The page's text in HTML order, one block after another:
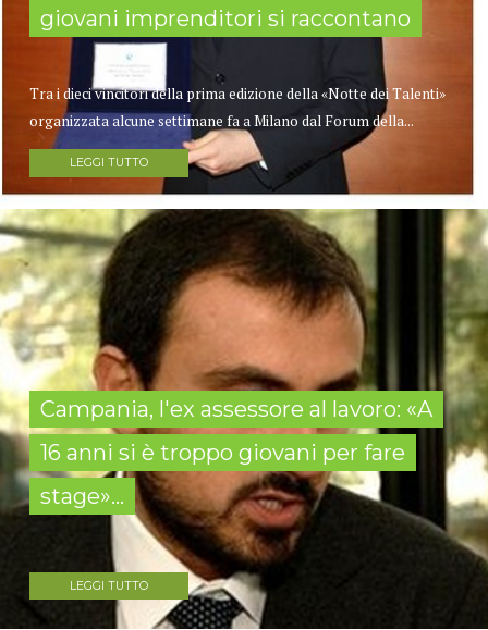
giovani imprenditori si raccontano
Tra i dieci vincitori della prima edizione della «Notte dei Talenti»
organizzata alcune settimane fa a Milano dal Forum della...
LEGGI TUTTO
Campania, l'ex assessore al lavoro: «A
16 anni si è troppo giovani per fare
stage»...
LEGGI TUTTO